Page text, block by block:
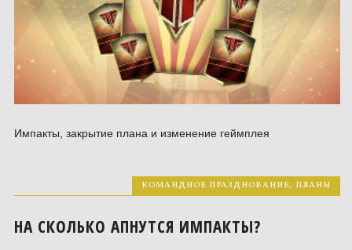
Импакты, закрытие плана и изменение геймплея
КОМАНДНОЕ ПРАЗДНОВАНИЕ, ПЛАНЫ
НА СКОЛЬКО АПНУТСЯ ИМПАКТЫ?